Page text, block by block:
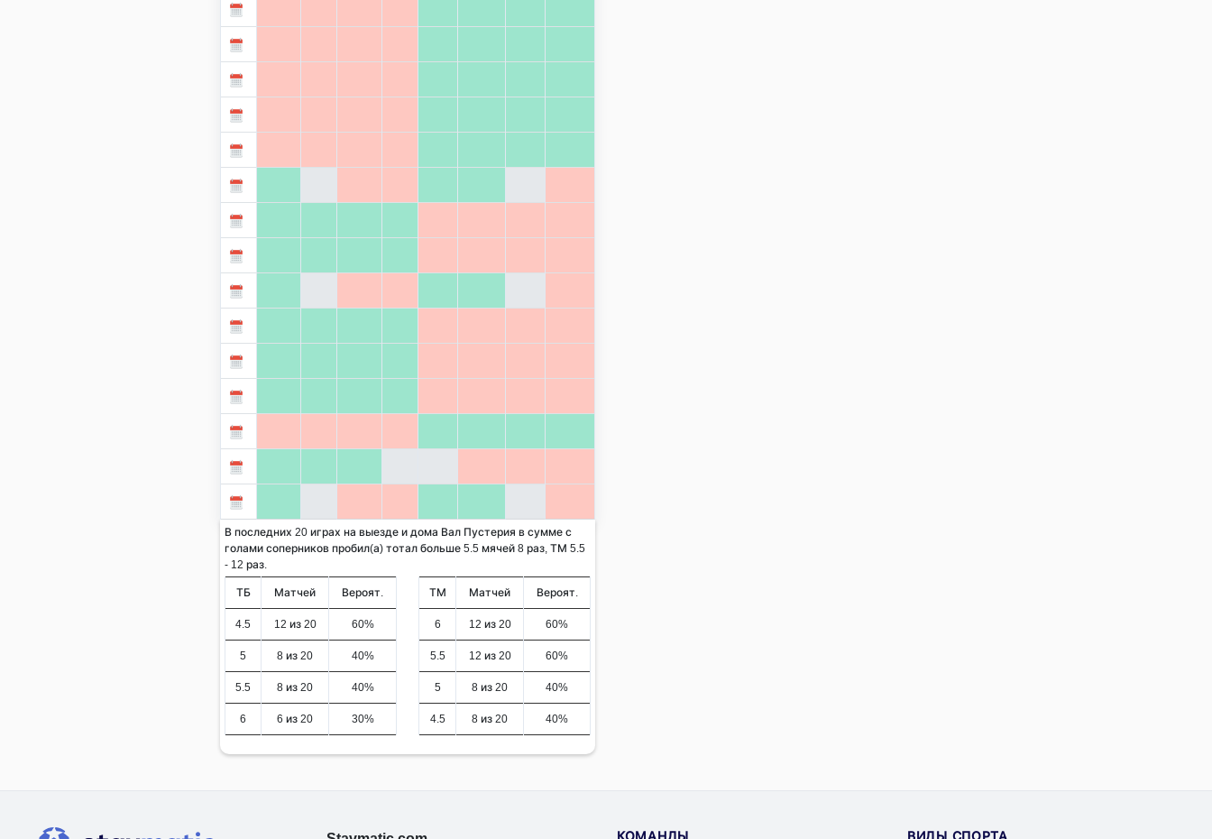
В последних 20 играх на выезде и дома Вал Пустерия в сумме с
голами соперников пробил(а) тотал больше 5.5 мячей 8 раз, ТМ 5.5
- 12 раз.
ТБ Матчей Вероят.
4.5 12 из 20 60%
5 8 из 20 40%
5.5 8 из 20 40%
6 6 из 20 30%
ТМ Матчей Вероят.
6 12 из 20 60%
5.5 12 из 20 60%
5 8 из 20 40%
4.5 8 из 20 40%
КОМАНДЫ ВИДЫ СПОРТА